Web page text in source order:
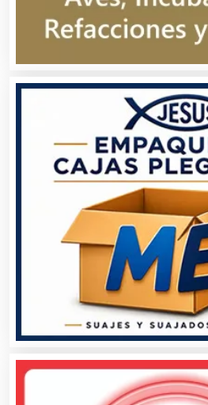
Bordados y Estampados
Boutiques
Buceo
Cafeterías
Cajas de Ahorro
Cámaras de Comercio
Camiones para Fletes